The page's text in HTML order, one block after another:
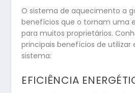
O sistema de aquecimento a
benefícios que o tornam uma
para muitos proprietários.
principais benefícios de utilizar
sistema:
EFICIÊNCIA